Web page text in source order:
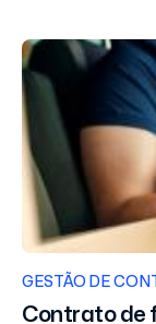
GESTÃO DE
Contrato de